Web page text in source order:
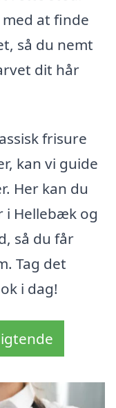
at finde
så du nemt
dit hår
frisure
kan vi guide
Her kan du
i Hellebæk og
så du får
Tag det
i dag!